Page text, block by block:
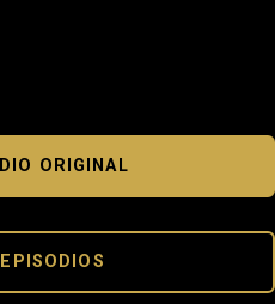
ORIGINAL